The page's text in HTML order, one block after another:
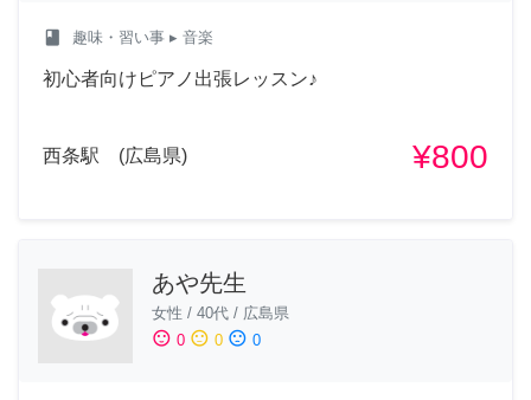
class 趣味・習い事 ▸ 音楽
初心者向けピアノ出張レッスン♪
西条駅 (広島県) ¥800
あや先生
女性 / 40代 / 広島県
sentiment_satisfied 0 sentiment_neutral 0 sentiment_dissatisfied 0